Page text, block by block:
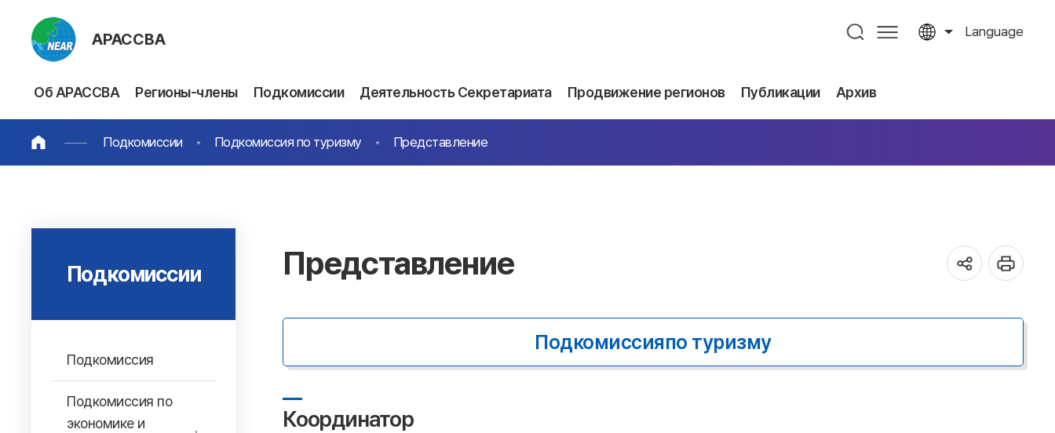
АРАССВА Language
Об АРАССВА Регионы-члены Подкомиссии Деятельность Секретариата Продвижение регионов Публикации Архив
Подкомиссии Подкомиссия по туризму Представление
Подкомиссии
Подкомиссия
Подкомиссия по
экономике и
Представление
Подкомиссияпо туризму
Координатор